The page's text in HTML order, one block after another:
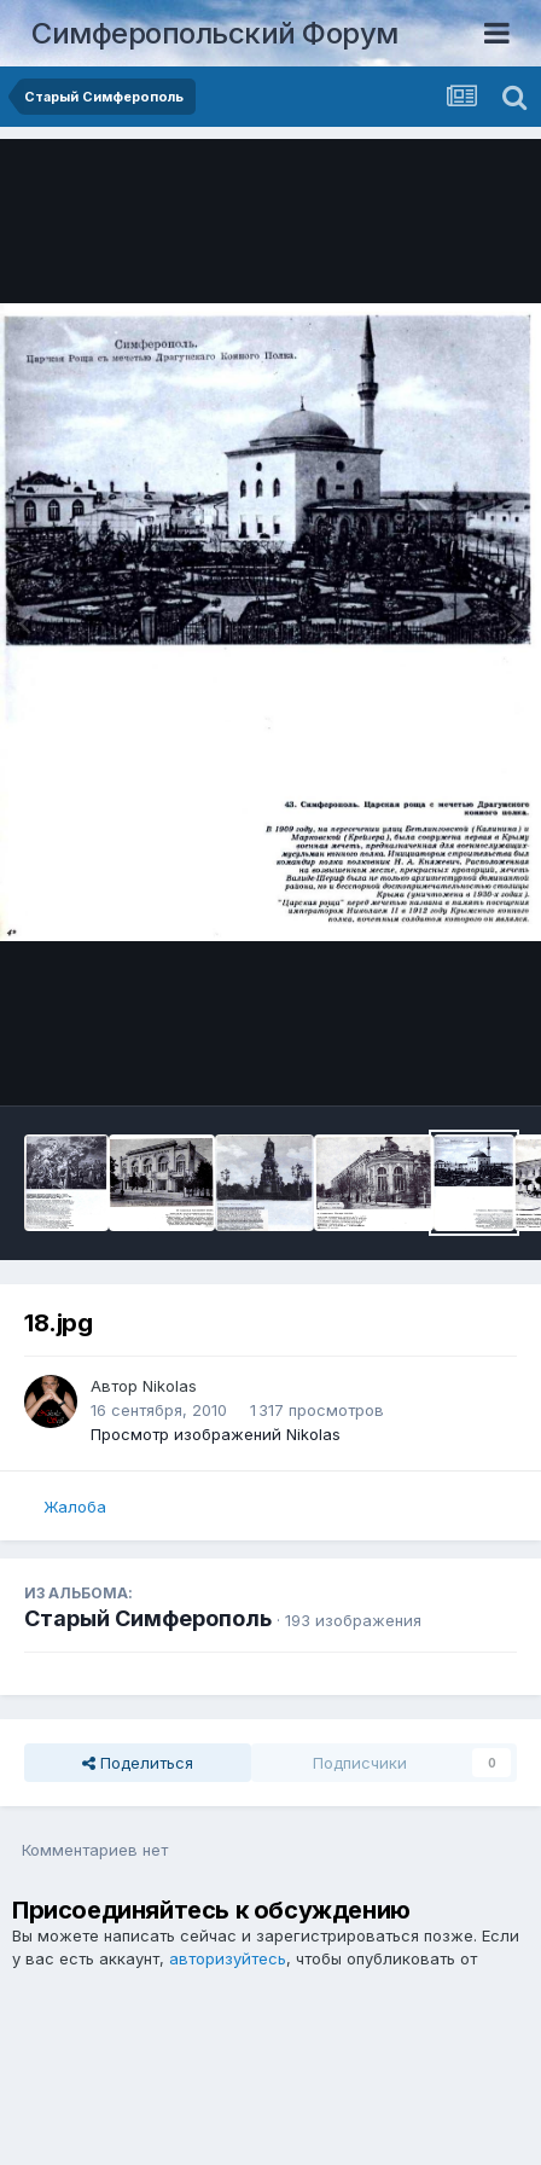
Симферопольский Форум
Старый Симферополь
18.jpg
Автор Nikolas
16 сентября, 2010
1 317 просмотров
Просмотр изображений Nikolas
Жалоба
ИЗ АЛЬБОМА:
Старый Симферополь · 193 изображения
Поделиться Подписчики 0
Комментариев нет
Присоединяйтесь к обсуждению
Вы можете написать сейчас и зарегистрироваться позже. Если
у вас есть аккаунт, авторизуйтесь, чтобы опубликовать от